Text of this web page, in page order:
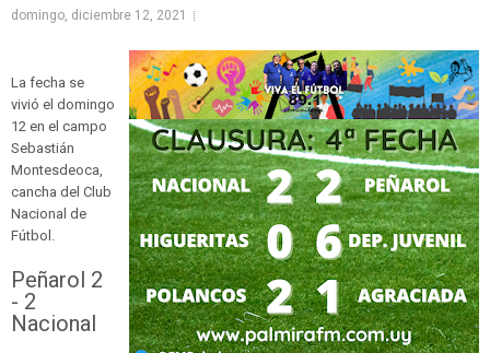
domingo, diciembre 12, 2021
La fecha se
vivió el domingo
12 en el campo
Sebastián
Montesdeoca,
cancha del Club
Nacional de
Fútbol.
Peñarol 2
- 2
Nacional